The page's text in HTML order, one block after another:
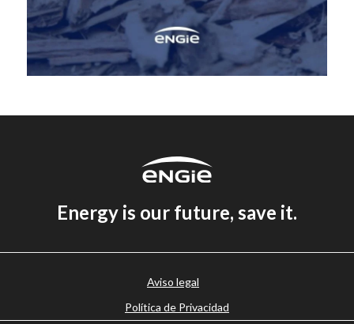
Energy is our future, save it.
Aviso legal
Política de Privacidad